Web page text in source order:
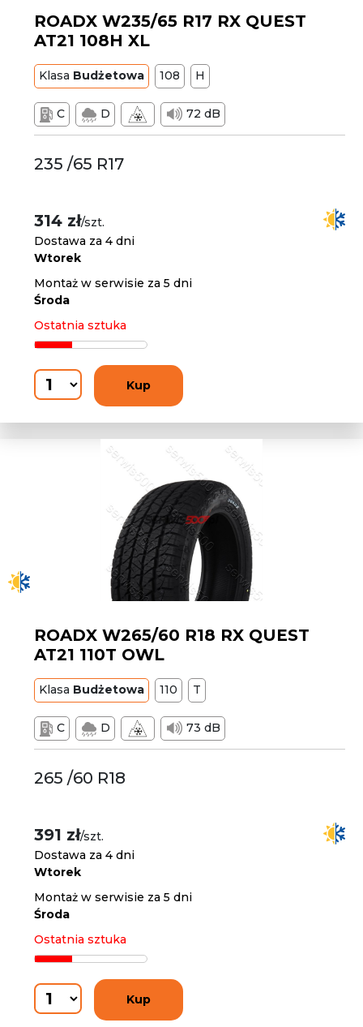
ROADX W235/65 R17 RX QUEST
AT21 108H XL
Klasa Budżetowa 108 H
C D 72 dB
235 /65 R17
314 zł/szt.
Dostawa za 4 dni
Wtorek
Montaż w serwisie za 5 dni
Środa
Ostatnia sztuka
Kup
ROADX W265/60 R18 RX QUEST
AT21 110T OWL
Klasa Budżetowa 110 T
C D 73 dB
265 /60 R18
391 zł/szt.
Dostawa za 4 dni
Wtorek
Montaż w serwisie za 5 dni
Środa
Ostatnia sztuka
Kup